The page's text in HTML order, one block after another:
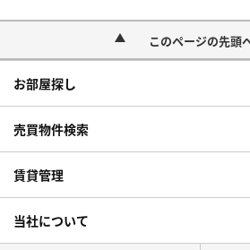
このページの先頭
お部屋探し
売買物件検索
賃貸管理
当社について